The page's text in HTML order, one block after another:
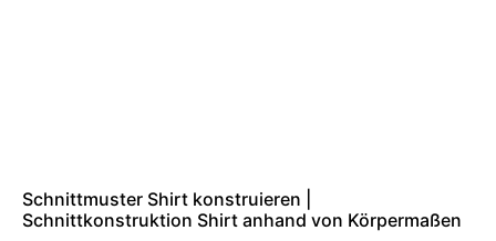
Schnittmuster Shirt konstruieren |
Schnittkonstruktion Shirt anhand von Körpermaßen